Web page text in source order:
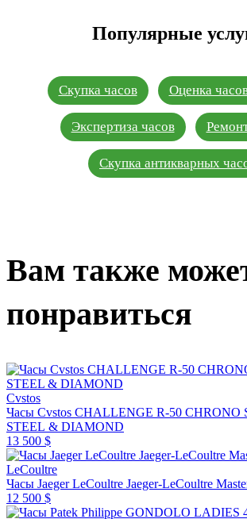
Популярные
Скупка часов Оценка
Экспертиза часов
Скупка антикварных
Вам также
понравиться
Cvstos
Часы Cvstos CHALLENGE R-50 CHRONO
STEEL & DIAMOND
13 500 $
LeCoultre
Часы Jaeger LeCoultre Jaeger-LeCoultre
12 500 $